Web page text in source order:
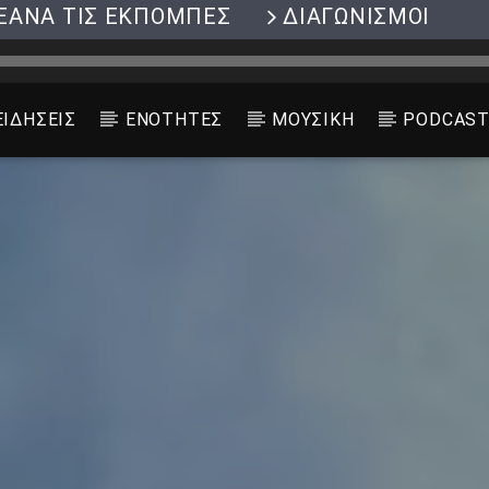
ΤΙΣ ΕΚΠΟΜΠΕΣ ΔΙΑΓΩΝΙΣΜΟΙ
ΕΝΟΤΗΤΕΣ ΜΟΥΣΙΚΗ